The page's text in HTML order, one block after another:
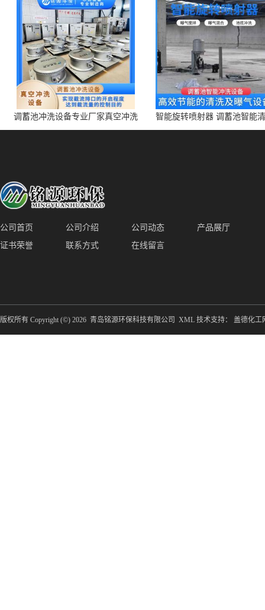
调蓄池冲洗设备专业厂家真空冲洗
装置厂家青岛铭源环保减少堵塞设
智能旋转喷射器 调蓄池智能
点对点面对面旋转清洗
公司首页 公司介绍 公司动态
产品展厅
证书荣誉
联系方式 在线留言
版权所有 Copyright (©) 2026 青岛铭源环保科技有限公司 XML 技术支持： 盖德化工